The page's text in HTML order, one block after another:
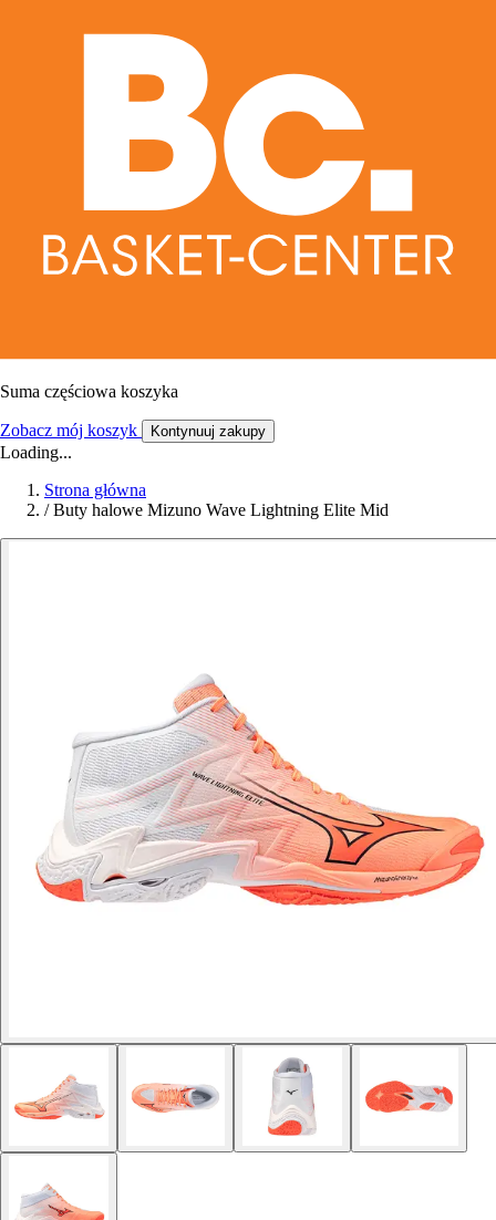
Suma częściowa koszyka
Zobacz mój koszyk Kontynuuj zakupy
Loading...
Strona główna
/ Buty halowe Mizuno Wave Lightning Elite Mid